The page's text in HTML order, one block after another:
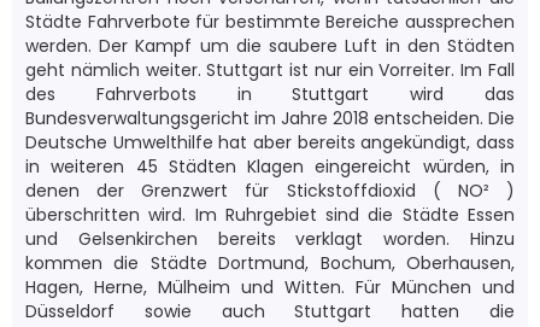
Städte Fahrverbote für bestimmte Bereiche aussprechen
werden. Der Kampf um die saubere Luft in den Städten
geht nämlich weiter. Stuttgart ist nur ein Vorreiter. Im Fall
des Fahrverbots in Stuttgart wird das
Bundesverwaltungsgericht im Jahre 2018 entscheiden. Die
Deutsche Umwelthilfe hat aber bereits angekündigt, dass
in weiteren 45 Städten Klagen eingereicht würden, in
denen der Grenzwert für Stickstoffdioxid ( NO² )
überschritten wird. Im Ruhrgebiet sind die Städte Essen
und Gelsenkirchen bereits verklagt worden. Hinzu
kommen die Städte Dortmund, Bochum, Oberhausen,
Hagen, Herne, Mülheim und Witten. Für München und
Düsseldorf sowie auch Stuttgart hatten die